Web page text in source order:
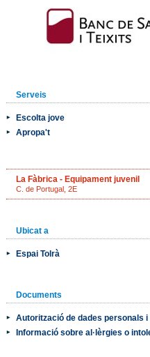
Serveis
Escolta jove
Apropa't
La Fàbrica - Equipament juvenil
C. de Portugal, 2E
Ubicat a
Espai Tolrà
Documents
Autorització de dades personals
Informació sobre al·lèrgies o